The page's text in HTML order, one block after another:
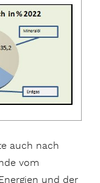
auch nach
vom